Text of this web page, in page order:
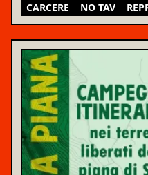
CARCERE NO TAV